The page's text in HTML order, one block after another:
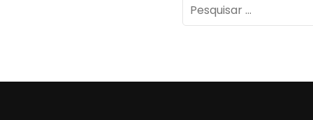
Pesquisar
por: